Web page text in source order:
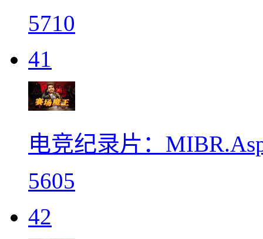
5710
41
电竞纪录片：
5605
42